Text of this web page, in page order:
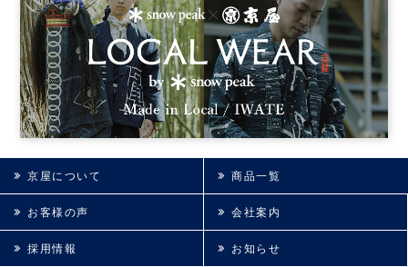
京屋について 商品一覧
お客様の声 会社案内
採用情報 お知らせ